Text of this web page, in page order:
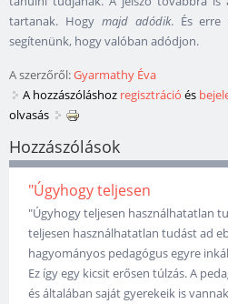
tartanak. Hogy majd adódik. És erre
segítenünk, hogy valóban adódjon.
A szerzőről:Gyarmathy Éva
A hozzászóláshoz regisztráció és
olvasás
Hozzászólások
"Úgyhogy teljesen
"Úgyhogy teljesen használhatatlan
teljesen használhatatlan tudást ad
hagyományos pedagógus egyre
Ez így egy kicsit erősen túlzás. A
és általában saját gyerekeik is